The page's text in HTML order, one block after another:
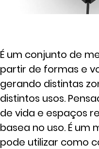
É um conjunto de
partir de formas e
gerando distintas
distintos usos.
de vida e espaços
basea no uso. É um
pode utilizar como